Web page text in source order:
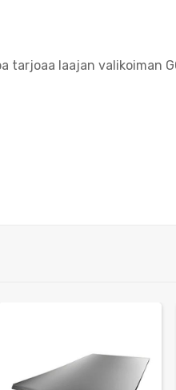
tarjoaa laajan